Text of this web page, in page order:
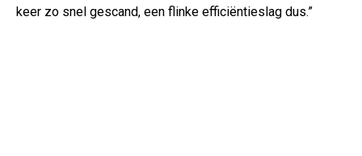
keer zo snel gescand, een flinke efficiëntieslag dus.”